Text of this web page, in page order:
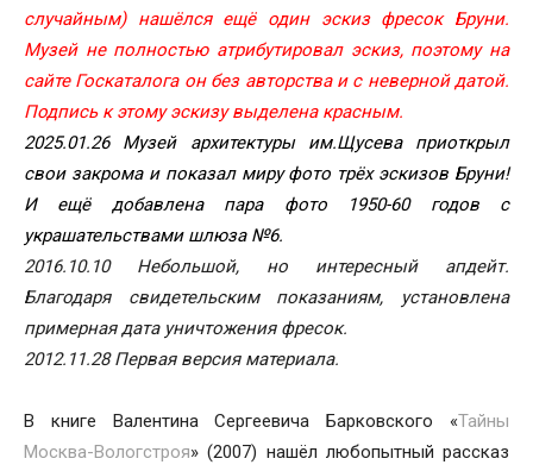
случайным) нашёлся ещё один эскиз фресок Бруни.
Музей не полностью атрибутировал эскиз, поэтому на
сайте Госкаталога он без авторства и с неверной датой.
Подпись к этому эскизу выделена красным.
2025.01.26 Музей архитектуры им.Щусева приоткрыл
свои закрома и показал миру фото трёх эскизов Бруни!
И ещё добавлена пара фото 1950-60 годов с
украшательствами шлюза №6.
2016.10.10 Небольшой, но интересный апдейт.
Благодаря свидетельским показаниям, установлена
примерная дата уничтожения фресок.
2012.11.28 Первая версия материала.
В книге Валентина Сергеевича Барковского «Тайны
Москва-Вологстроя» (2007) нашёл любопытный рассказ